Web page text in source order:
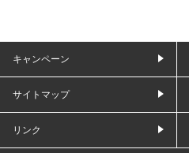
キャンペーン
サイトマップ
リンク